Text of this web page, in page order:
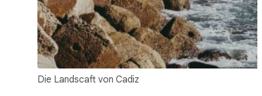
Die Landscaft von Cadiz